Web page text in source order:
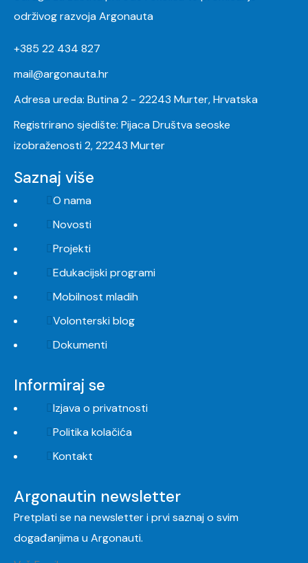
održivog razvoja Argonauta
+385 22 434 827
mail@argonauta.hr
Adresa ureda: Butina 2 - 22243 Murter, Hrvatska
Registrirano sjedište: Pijaca Društva seoske
izobraženosti 2, 22243 Murter
Saznaj više
O nama
Novosti
Projekti
Edukacijski programi
Mobilnost mladih
Volonterski blog
Dokumenti
Informiraj se
Izjava o privatnosti
Politika kolačića
Kontakt
Argonautin newsletter
Pretplati se na newsletter i prvi saznaj o svim
događanjima u Argonauti.